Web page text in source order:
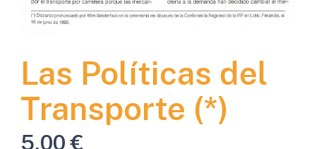
Las Políticas del
Transporte (*)
5,00€